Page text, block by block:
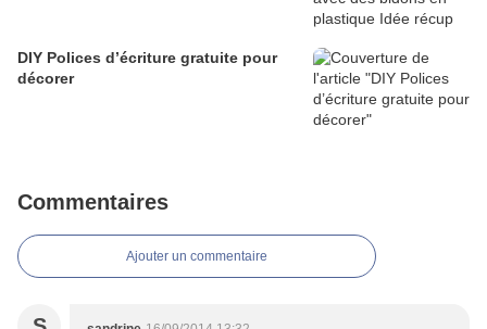
DIY Polices d’écriture gratuite pour
décorer
Commentaires
Ajouter un commentaire